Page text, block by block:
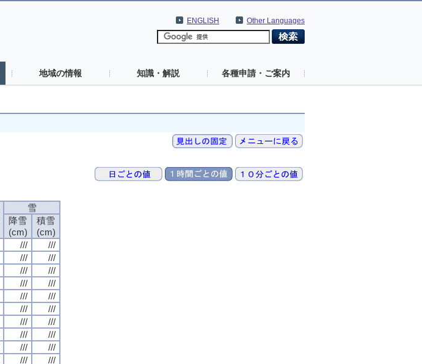
Other Languages
ENGLISH
地域の情報 知識・解説 各種申請・ご案内
雪
降雪
(cm)
積雪
(cm)
///
///
///
///
///
///
///
///
///
///
///
///
///
///
///
///
///
///
///
///